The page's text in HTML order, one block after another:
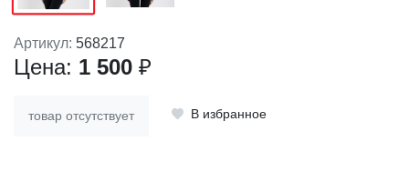
Артикул: 568217
Цена: 1 500 ₽
товар отсутствует В избранное